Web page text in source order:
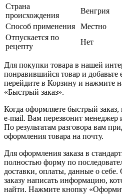
Страна
происхождения
Венгрия
Способ применения
Местно
Отпускается по
рецепту
Нет
Для покупки товара в нашей
понравившийся товар и добавьте
перейдите в Корзину и нажмите
«Быстрый заказ».
Когда оформляете быстрый
e-mail. Вам перезвонит менеджер
По результатам разговора вам
оформления товара на почту.
Для оформления заказа в
полностью форму по
доставки, оплаты, данные о
заказу написать информацию,
найти. Нажмите кнопку